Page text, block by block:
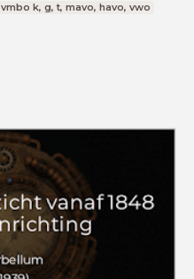
vmbo k, g, t, mavo, havo, vwo